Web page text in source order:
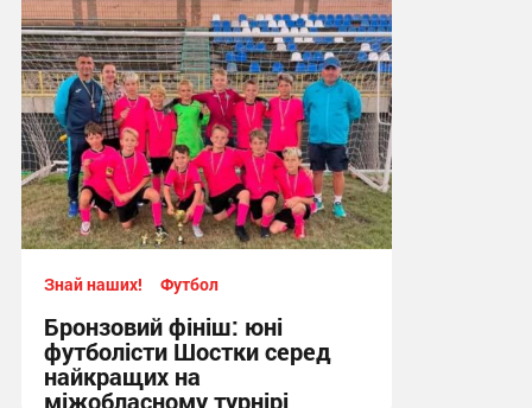
Знай наших! Футбол
Бронзовий фініш: юні
футболісти Шостки серед
найкращих на
міжобласному турнірі